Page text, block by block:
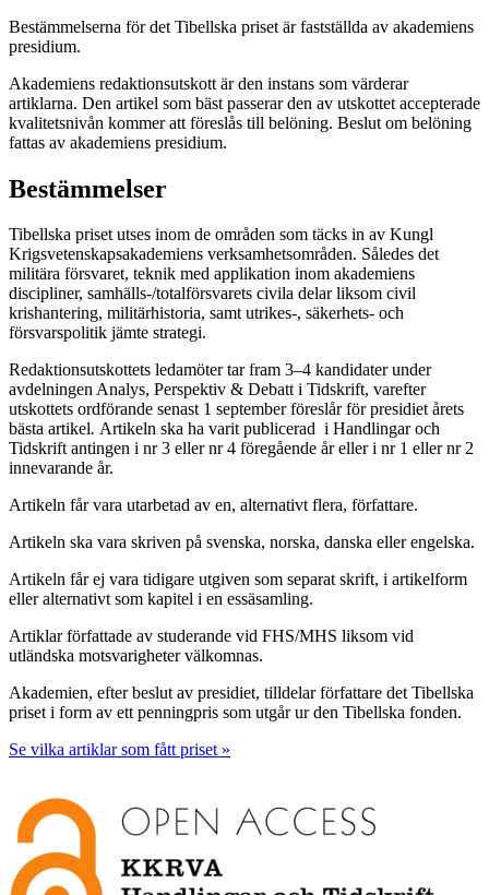
Bestämmelserna för det Tibellska priset är fastställda av akademiens
presidium.
Akademiens redaktionsutskott är den instans som värderar
artiklarna. Den artikel som bäst passerar den av utskottet accepterade
kvalitetsnivån kommer att föreslås till belöning. Beslut om belöning
fattas av akademiens presidium.
Bestämmelser
Tibellska priset utses inom de områden som täcks in av Kungl
Krigsvetenskapsakademiens verksamhetsområden. Således det
militära försvaret, teknik med applikation inom akademiens
discipliner, samhälls-/totalförsvarets civila delar liksom civil
krishantering, militärhistoria, samt utrikes-, säkerhets- och
försvarspolitik jämte strategi.
Redaktionsutskottets ledamöter tar fram 3–4 kandidater under
avdelningen Analys, Perspektiv & Debatt i Tidskrift, varefter
utskottets ordförande senast 1 september föreslår för presidiet årets
bästa artikel. Artikeln ska ha varit publicerad i Handlingar och
Tidskrift antingen i nr 3 eller nr 4 föregående år eller i nr 1 eller nr 2
innevarande år.
Artikeln får vara utarbetad av en, alternativt flera, författare.
Artikeln ska vara skriven på svenska, norska, danska eller engelska.
Artikeln får ej vara tidigare utgiven som separat skrift, i artikelform
eller alternativt som kapitel i en essäsamling.
Artiklar författade av studerande vid FHS/MHS liksom vid
utländska motsvarigheter välkomnas.
Akademien, efter beslut av presidiet, tilldelar författare det Tibellska
priset i form av ett penningpris som utgår ur den Tibellska fonden.
Se vilka artiklar som fått priset »